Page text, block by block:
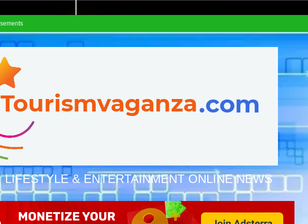
LIFESTYLE & ENTERTAINMENT ONLINE NEWS